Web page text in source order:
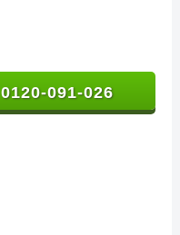
0120-091-026